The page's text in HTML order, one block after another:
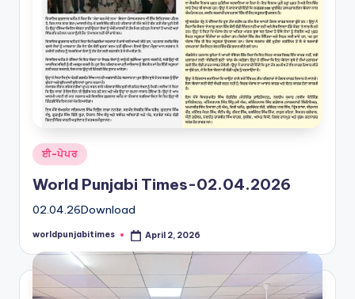
Posted
in
ਈ-ਪੇਪਰ
World Punjabi Times-02.04.2026
02.04.26Download
Posted
worldpunjabitimes April 2, 2026